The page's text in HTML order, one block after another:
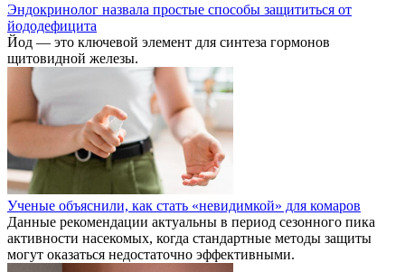
Эндокринолог назвала простые способы защититься от
йододефицита
Йод — это ключевой элемент для синтеза гормонов
щитовидной железы.
Ученые объяснили, как стать «невидимкой» для комаров
Данные рекомендации актуальны в период сезонного пика
активности насекомых, когда стандартные методы защиты
могут оказаться недостаточно эффективными.